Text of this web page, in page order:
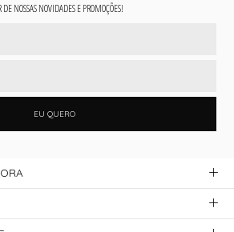
NOSSAS NOVIDADES E PROMOÇÕES!
EU QUERO